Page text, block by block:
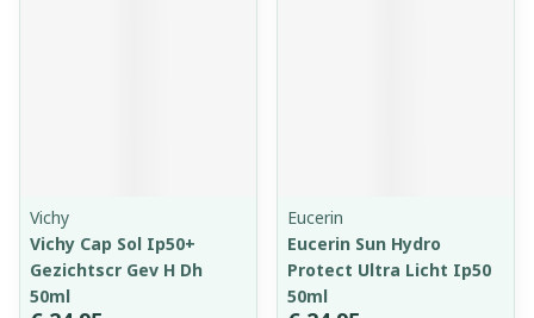
Vichy
Vichy Cap Sol Ip50+
Gezichtscr Gev H Dh
50ml
Eucerin
Eucerin Sun Hydro
Protect Ultra Licht Ip50
50ml